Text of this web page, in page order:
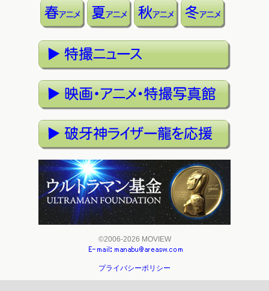
©2006-2026 MOVIEW
プライバシーポリシー